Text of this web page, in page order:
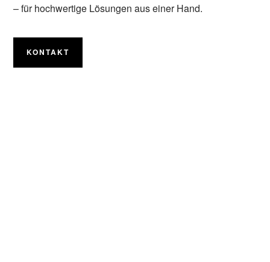
– für hochwertige Lösungen aus einer Hand.
KONTAKT